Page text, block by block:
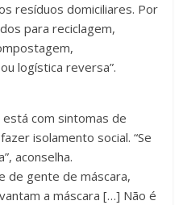
resíduos domiciliares. Por
para reciclagem,
logística reversa”.
com sintomas de
isolamento social. “Se
aconselha.
de gente de máscara,
a máscara […] Não é